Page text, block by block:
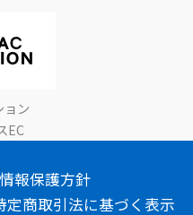
ョン
EC
報保護方針
定商取引法に基づく表示